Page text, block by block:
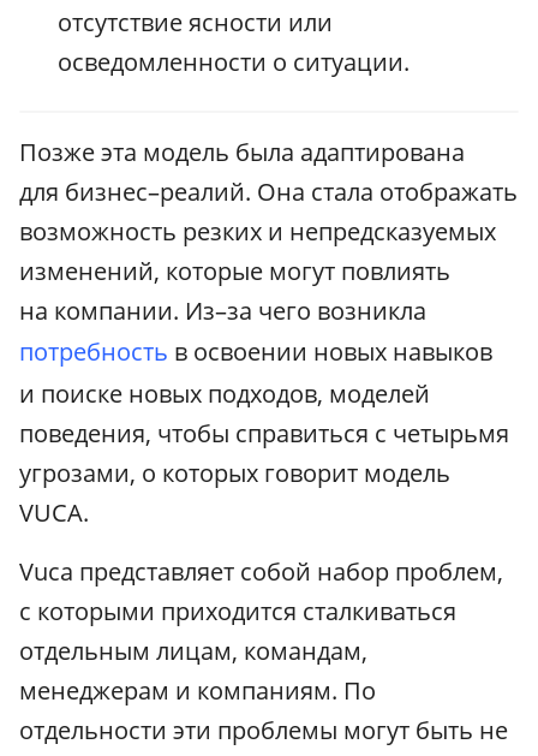
отсутствие ясности или
осведомленности о ситуации.
Позже эта модель была адаптирована
для бизнес–реалий. Она стала отображать
возможность резких и непредсказуемых
изменений, которые могут повлиять
на компании. Из–за чего возникла
потребность в освоении новых навыков
и поиске новых подходов, моделей
поведения, чтобы справиться с четырьмя
угрозами, о которых говорит модель
VUCA.
Vuca представляет собой набор проблем,
с которыми приходится сталкиваться
отдельным лицам, командам,
менеджерам и компаниям. По
отдельности эти проблемы могут быть не